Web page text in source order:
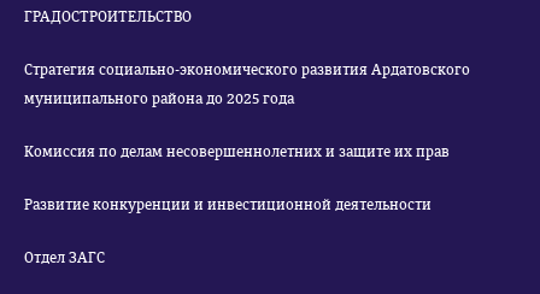
ГРАДОСТРОИТЕЛЬСТВО
Стратегия социально-экономического развития Ардатовского
муниципального района до 2025 года
Комиссия по делам несовершеннолетних и защите их прав
Развитие конкуренции и инвестиционной деятельности
Отдел ЗАГС